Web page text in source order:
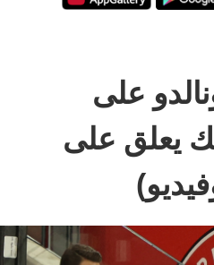
على
يعلق على